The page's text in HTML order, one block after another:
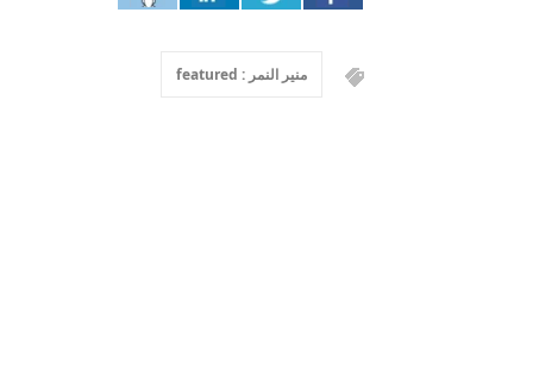
منير النمر : featured